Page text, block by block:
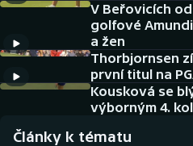
DALŠÍ SPORTY
Americký fotbal
Baseball a softbal
Basketbal
NEPŘEHLÉDNĚTE
Soutěže
Historické návraty
V Beřovicích
golfové
a žen
Thorbjornsen
první titul na
Kousková se
výborným 4.
Články k tématu